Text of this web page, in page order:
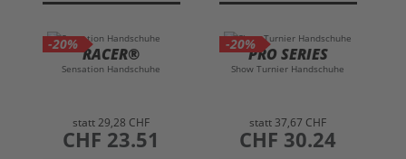
-20%
RACER®
Sensation Handschuhe
statt29,28 CHF
preis
CHF 23.51
-20%
PRO SERIES
Show Turnier Handschuhe
statt 37,67 CHF
preis
CHF 30.24